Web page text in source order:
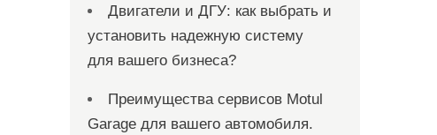
Двигатели и ДГУ: как выбрать и
установить надежную систему
для вашего бизнеса?
Преимущества сервисов Motul
Garage для вашего автомобиля.